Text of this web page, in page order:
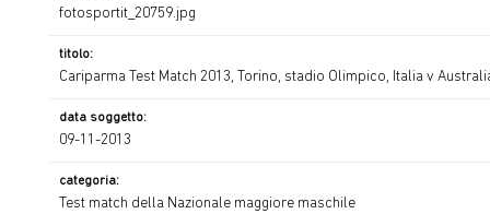
titolo:
Cariparma Test Match 2013, Torino, stadio Olimpico, Italia v
data soggetto:
09-11-2013
categoria:
Test match della Nazionale maggiore maschile
fotosportit_20759.jpg